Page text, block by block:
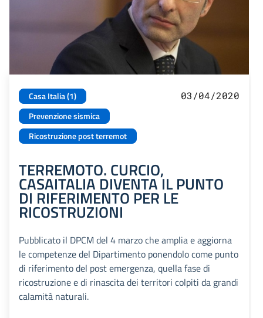
Casa Italia (1)
Prevenzione sismica
Ricostruzione post terremot
03/04/2020
TERREMOTO. CURCIO,
CASAITALIA DIVENTA IL PUNTO
DI RIFERIMENTO PER LE
RICOSTRUZIONI
Pubblicato il DPCM del 4 marzo che amplia e aggiorna
le competenze del Dipartimento ponendolo come punto
di riferimento del post emergenza, quella fase di
ricostruzione e di rinascita dei territori colpiti da grandi
calamità naturali.